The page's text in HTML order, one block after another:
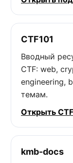
CTF101
Вводный
CTF: web,
engineering,
темам.
Открыть
kmb-docs